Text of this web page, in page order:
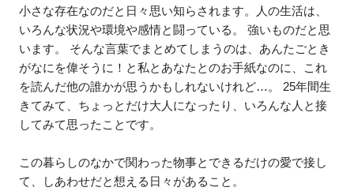
小さな存在なのだと日々思い知らされます。人の生活は、
いろんな状況や環境や感情と闘っている。 強いものだと思
います。 そんな言葉でまとめてしまうのは、あんたごとき
がなにを偉そうに！と私とあなたとのお手紙なのに、これ
を読んだ他の誰かが思うかもしれないけれど…。 25年間生
きてみて、ちょっとだけ大人になったり、いろんな人と接
してみて思ったことです。
この暮らしのなかで関わった物事とできるだけの愛で接し
て、しあわせだと想える日々があること。